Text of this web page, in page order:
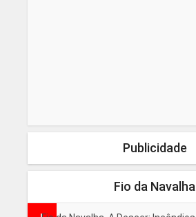
Publicidade
Fio da Navalha